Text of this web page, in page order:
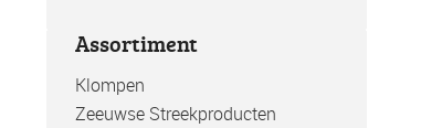
Assortiment
Klompen
Zeeuwse Streekproducten